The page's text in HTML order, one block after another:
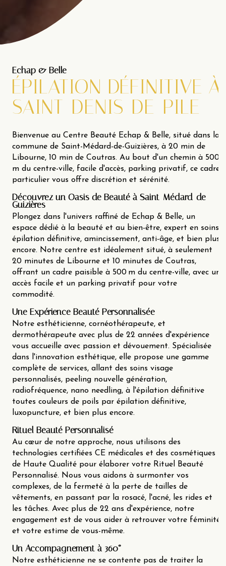
Echap & Belle
ÉPILATION DÉFINITIVE À
SAINT-DENIS-DE-PILE
Bienvenue au Centre Beauté Echap & Belle, situé dans la
commune de Saint-Médard-de-Guizières, à 20 min de
Libourne, 10 min de Coutras. Au bout d'un chemin à 500
m du centre-ville, facile d'accès, parking privatif, ce cadre
particulier vous offre discrétion et sérénité.
Découvrez un Oasis de Beauté à Saint-Médard-de-
Guizières
Plongez dans l'univers raffiné de Echap & Belle, un
espace dédié à la beauté et au bien-être, expert en soins
épilation définitive, amincissement, anti-âge, et bien plus
encore. Notre centre est idéalement situé, à seulement
20 minutes de Libourne et 10 minutes de Coutras,
offrant un cadre paisible à 500 m du centre-ville, avec un
accès facile et un parking privatif pour votre
commodité.
Une Expérience Beauté Personnalisée
Notre esthéticienne, cornéothérapeute, et
dermothérapeute avec plus de 22 années d'expérience
vous accueille avec passion et dévouement. Spécialisée
dans l'innovation esthétique, elle propose une gamme
complète de services, allant des soins visage
personnalisés, peeling nouvelle génération,
radiofréquence, nano needling, à l'épilation définitive
toutes couleurs de poils par épilation définitive,
luxopuncture, et bien plus encore.
Rituel Beauté Personnalisé
Au cœur de notre approche, nous utilisons des
technologies certifiées CE médicales et des cosmétiques
de Haute Qualité pour élaborer votre Rituel Beauté
Personnalisé. Nous vous aidons à surmonter vos
complexes, de la fermeté à la perte de tailles de
vêtements, en passant par la rosacé, l'acné, les rides et
les tâches. Avec plus de 22 ans d'expérience, notre
engagement est de vous aider à retrouver votre féminité
et votre estime de vous-même.
Un Accompagnement à 360°
Notre esthéticienne ne se contente pas de traiter la